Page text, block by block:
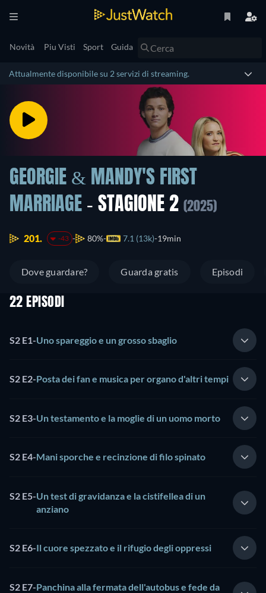
Novità Piu Visti Sport Guida
Attualmente disponibile su 2 servizi di streaming.
GEORGIE & MANDY'S FIRST
MARRIAGE - STAGIONE 2 (2025)
201. -43 80% 7.1 (13k) 19min
Dove guardare? Guarda gratis Episodi
22 EPISODI
S2 E1-Uno spareggio e un grosso sbaglio
S2 E2-Posta dei fan e musica per organo d'altri tempi
S2 E3-Un testamento e la moglie di un uomo morto
S2 E4-Mani sporche e recinzione di filo spinato
S2 E5-Un test di gravidanza e la cistifellea di un
anziano
S2 E6-Il cuore spezzato e il rifugio degli oppressi
S2 E7-Panchina alla fermata dell'autobus e fede da